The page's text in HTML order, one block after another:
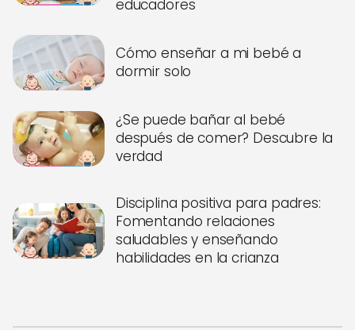
educadores
Cómo enseñar a mi bebé a
dormir solo
¿Se puede bañar al bebé
después de comer? Descubre la
verdad
Disciplina positiva para padres:
Fomentando relaciones
saludables y enseñando
habilidades en la crianza